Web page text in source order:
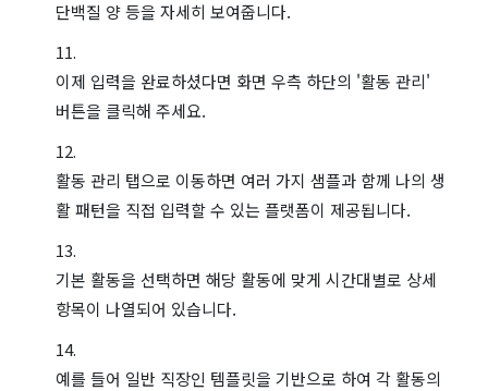
단백질 양 등을 자세히 보여줍니다.
이제 입력을 완료하셨다면 화면 우측 하단의 '활동 관리'
버튼을 클릭해 주세요.
활동 관리 탭으로 이동하면 여러 가지 샘플과 함께 나의 생
활 패턴을 직접 입력할 수 있는 플랫폼이 제공됩니다.
기본 활동을 선택하면 해당 활동에 맞게 시간대별로 상세
항목이 나열되어 있습니다.
예를 들어 일반 직장인 템플릿을 기반으로 하여 각 활동의